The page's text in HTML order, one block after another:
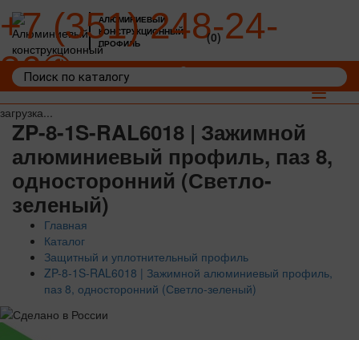
загрузка...
АЛЮМИНИЕВЫЙ
КОНСТРУКЦИОННЫЙ
ПРОФИЛЬ
+7 (351) 248-24-
36
(0)
Toggle
ZP-8-1S-RAL6018 | Зажимной
алюминиевый профиль, паз 8,
односторонний (Светло-
зеленый)
Главная
Каталог
Защитный и уплотнительный профиль
ZP-8-1S-RAL6018 | Зажимной алюминиевый профиль,
паз 8, односторонний (Светло-зеленый)